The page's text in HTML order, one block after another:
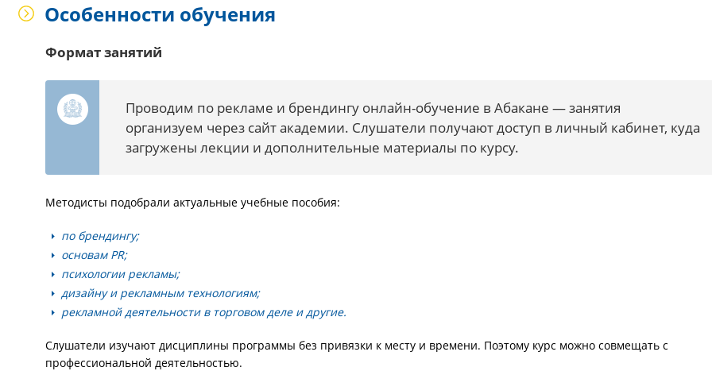
Особенности обучения
Формат занятий
Проводим по рекламе и брендингу онлайн-обучение в Абакане — занятия
организуем через сайт академии. Слушатели получают доступ в личный кабинет, куда
загружены лекции и дополнительные материалы по курсу.
Методисты подобрали актуальные учебные пособия:
по брендингу;
основам PR;
психологии рекламы;
дизайну и рекламным технологиям;
рекламной деятельности в торговом деле и другие.
Слушатели изучают дисциплины программы без привязки к месту и времени. Поэтому курс можно совмещать с
профессиональной деятельностью.